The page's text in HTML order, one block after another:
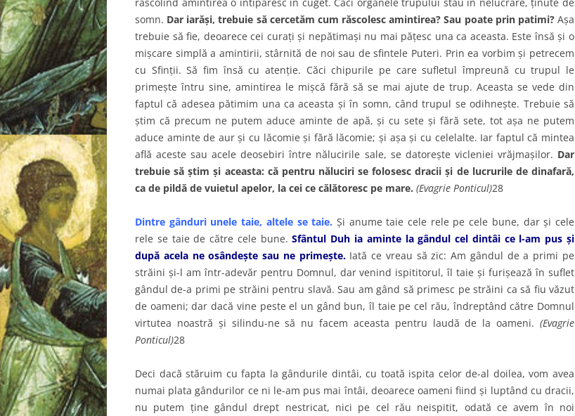
somn. Dar iarăşi, trebuie să cercetăm cum răscolesc amintirea? Sau poate prin patimi?Aşa
trebuie să fie, deoarece cei curaţi şi nepătimaşi nu mai păţesc una ca aceasta. Este însă şi o
mişcare simplă a amintirii, stârnită de noi sau de sfintele Puteri. Prin ea vorbim şi petrecem
cu Sfinţii. Să fim însă cu atenţie. Căci chipurile pe care sufletul împreună cu trupul le
primeşte întru sine, amintirea le mişcă fără să se mai ajute de trup. Aceasta se vede din
faptul că adesea pătimim una ca aceasta şi în somn, când trupul se odihneşte. Trebuie să
ştim că precum ne putem aduce aminte de apă, şi cu sete şi fără sete, tot aşa ne putem
aduce aminte de aur şi cu lăcomie şi fără lăcomie; şi aşa şi cu celelalte. Iar faptul că mintea
află aceste sau acele deosebiri între nălucirile sale, se datoreşte vicleniei vrăjmaşilor. Dar
trebuie să ştim şi aceasta: că pentru năluciri se folosesc dracii şi de lucrurile de dinafară,
ca de pildă de vuietul apelor, la cei ce călătoresc pe mare. (Evagrie Ponticul)28
Dintre gânduri unele taie, altele se taie. Şi anume taie cele rele pe cele bune, dar şi cele
rele se taie de către cele bune.Sfântul Duh ia aminte la gândul cel dintâi ce l-am pus şi
după acela ne osândeşte sau ne primeşte.Iată ce vreau să zic: Am gândul de a primi pe
străini şi-l am într-adevăr pentru Domnul, dar venind ispititorul, îl taie şi furişează în suflet
gândul de-a primi pe străini pentru slavă. Sau am gând să primesc pe străini ca să fiu văzut
de oameni; dar dacă vine peste el un gând bun, îl taie pe cel rău, îndreptând către Domnul
virtutea noastră şi silindu-ne să nu facem aceasta pentru laudă de la oameni. (Evagrie
Ponticul)28
Deci dacă stăruim cu fapta la gândurile dintâi, cu toată ispita celor de-al doilea, vom avea
numai plata gândurilor ce ni le-am pus mai întâi, deoarece oameni fiind şi luptând cu dracii,
nu putem ţine gândul drept nestricat, nici pe cel rău neispitit, odată ce avem în noi